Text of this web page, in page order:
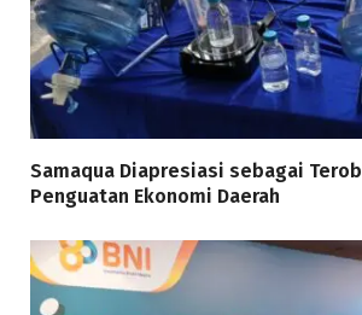
Samaqua Diapresiasi sebagai
Penguatan Ekonomi Daerah